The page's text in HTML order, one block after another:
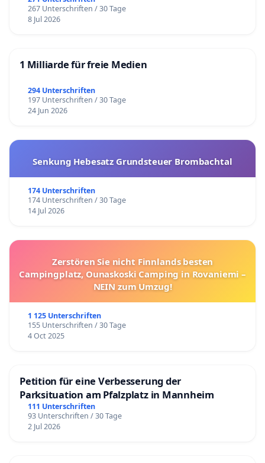
267 Unterschriften / 30 Tage
8 Jul 2026
1 Milliarde für freie Medien
294 Unterschriften
197 Unterschriften / 30 Tage
24 Jun 2026
Senkung Hebesatz Grundsteuer Brombachtal
174 Unterschriften
174 Unterschriften / 30 Tage
14 Jul 2026
Zerstören Sie nicht Finnlands besten
Campingplatz, Ounaskoski Camping in Rovaniemi –
NEIN zum Umzug!
1 125 Unterschriften
155 Unterschriften / 30 Tage
4 Oct 2025
Petition für eine Verbesserung der
Parksituation am Pfalzplatz in Mannheim
111 Unterschriften
93 Unterschriften / 30 Tage
2 Jul 2026